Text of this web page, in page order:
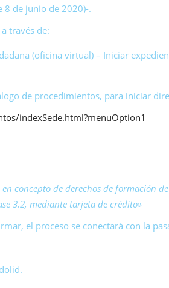
8 de junio de 2020)-.
a través de:
(oficina virtual) – Iniciar
de procedimientos, para iniciar
indexSede.html?menuOption1
concepto de derechos de formación
3.2, mediante tarjeta de crédito»
el proceso se conectará con la